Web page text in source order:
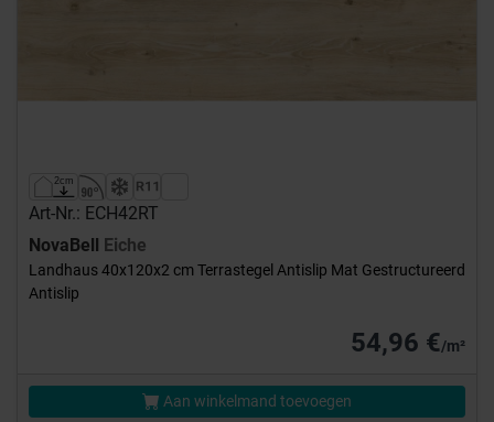
Art-Nr.: ECH42RT
NovaBell Eiche
Landhaus 40x120x2 cm Terrastegel Antislip Mat Gestructureerd
Antislip
54,96 €/m²
Aan winkelmand toevoegen